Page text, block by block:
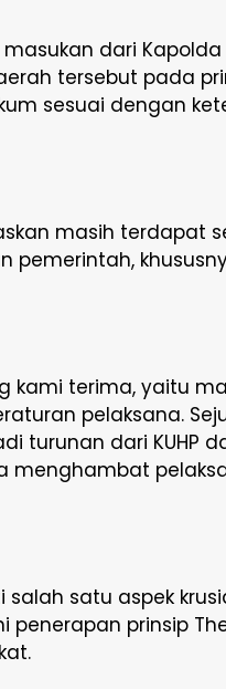
dari
tersebut pada
sesuai dengan
masih terdapat
pemerintah,
kami terima, yaitu
pelaksana.
turunan dari KUHP
menghambat
salah satu aspek
penerapan prinsip